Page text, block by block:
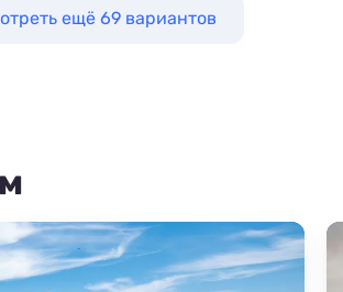
ещё 69 вариантов